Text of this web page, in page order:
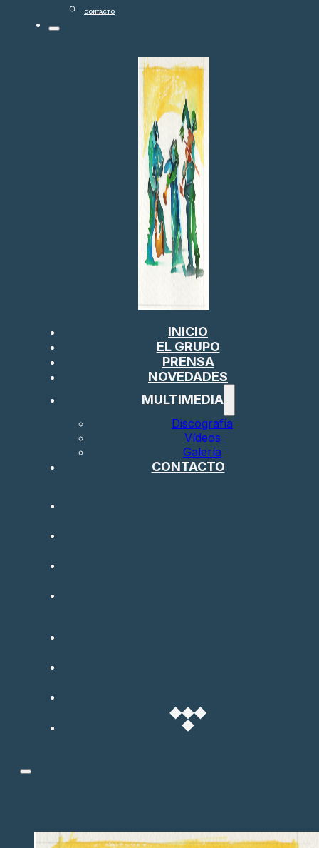
CONTACTO
INICIO
EL GRUPO
PRENSA
NOVEDADES
MULTIMEDIA
Discografía
Vídeos
Galería
CONTACTO